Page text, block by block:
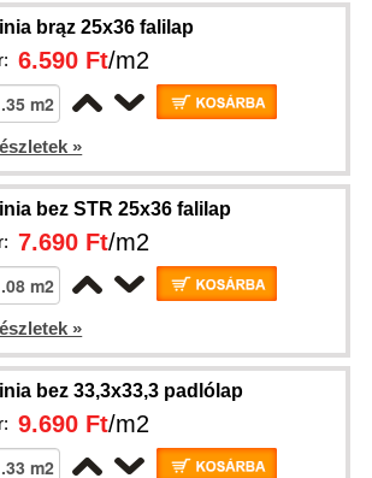
brąz 25x36 falilap
6.590 Ft/m2
»
bez STR 25x36 falilap
7.690 Ft/m2
»
bez 33,3x33,3 padlólap
9.690 Ft/m2